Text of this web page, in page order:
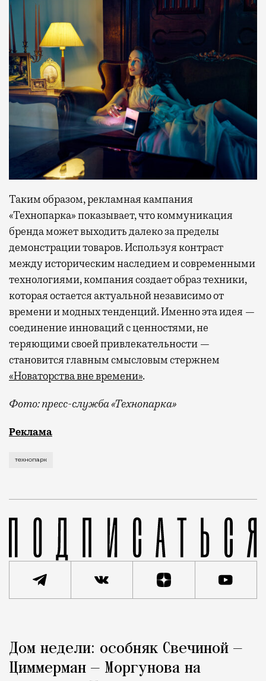
Таким образом, рекламная кампания
«Технопарка» показывает, что коммуникация
бренда может выходить далеко за пределы
демонстрации товаров. Используя контраст
между историческим наследием и современными
технологиями, компания создает образ техники,
которая остается актуальной независимо от
времени и модных тенденций. Именно эта идея —
соединение инноваций с ценностями, не
теряющими своей привлекательности —
становится главным смысловым стержнем
«Новаторства вне времени».
Фото: пресс-служба «Технопарка»
Рекламные кампании техники редко выходят за
Реклама
технопарк
Город
Дом недели: особняк Свечиной —
Циммерман — Моргунова на